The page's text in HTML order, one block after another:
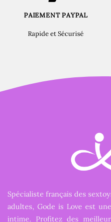
PAIEMENT PAYPAL
Rapide et Sécurisé
Spécialiste français des
adultes, Gode is Love est
intime. Profitez des